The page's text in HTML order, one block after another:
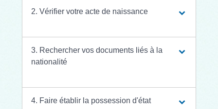
2. Vérifier votre acte de naissance
3. Rechercher vos documents liés à la
nationalité
4. Faire établir la possession d'état